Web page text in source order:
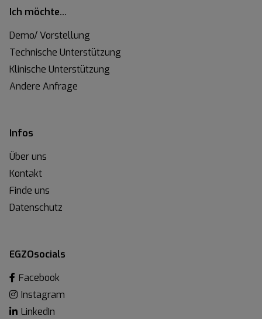
Ich möchte…
Demo/ Vorstellung
Technische Unterstützung
Klinische Unterstützung
Andere Anfrage
Infos
Über uns
Kontakt
Finde uns
Datenschutz
EGZOsocials
Facebook
Instagram
LinkedIn